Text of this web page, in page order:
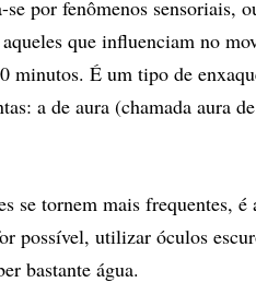
por fenômenos sensoriais,
que influenciam no
minutos. É um tipo de
a de aura (chamada aura
se tornem mais frequentes,
possível, utilizar óculos
bastante água.